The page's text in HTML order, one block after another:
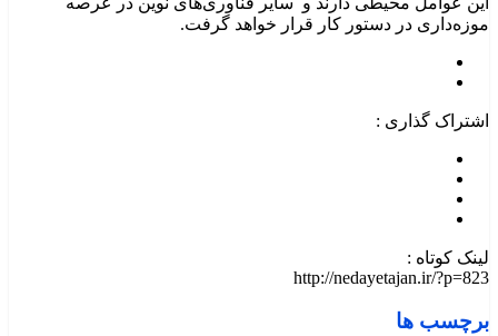
موزه‌داری در دستور کار قرار خواهد گرفت.
اشتراک گذاری :
لینک کوتاه :
http://nedayetajan.ir/?p=823
برچسب ها